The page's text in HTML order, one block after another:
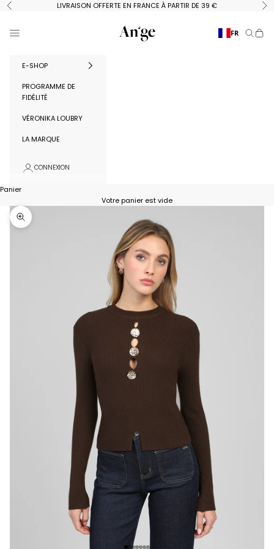
Passer au contenu
Précédent LIVRAISON OFFERTE EN FRANCE À PARTIR DE 39 €
Ange Paris
Menu FR
E-SHOP
PROGRAMME DE
FIDÉLITÉ
VÉRONIKA LOUBRY
LA MARQUE
CONNEXION
Panier
Votre panier est vide
Zoomer sur l'image